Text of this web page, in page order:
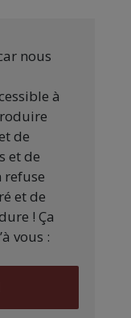
nous
à
de
et de
refuse
et de
! Ça
vous :